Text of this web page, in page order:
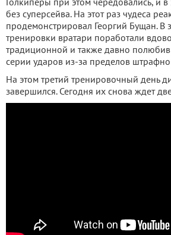
без суперсейва. На этот раз чудеса
продемонстрировал Георгий Бущан. В
тренировки вратари поработали
традиционной и также давно
серии ударов из-за пределов
На этом третий тренировочный день
завершился. Сегодня их снова ждет